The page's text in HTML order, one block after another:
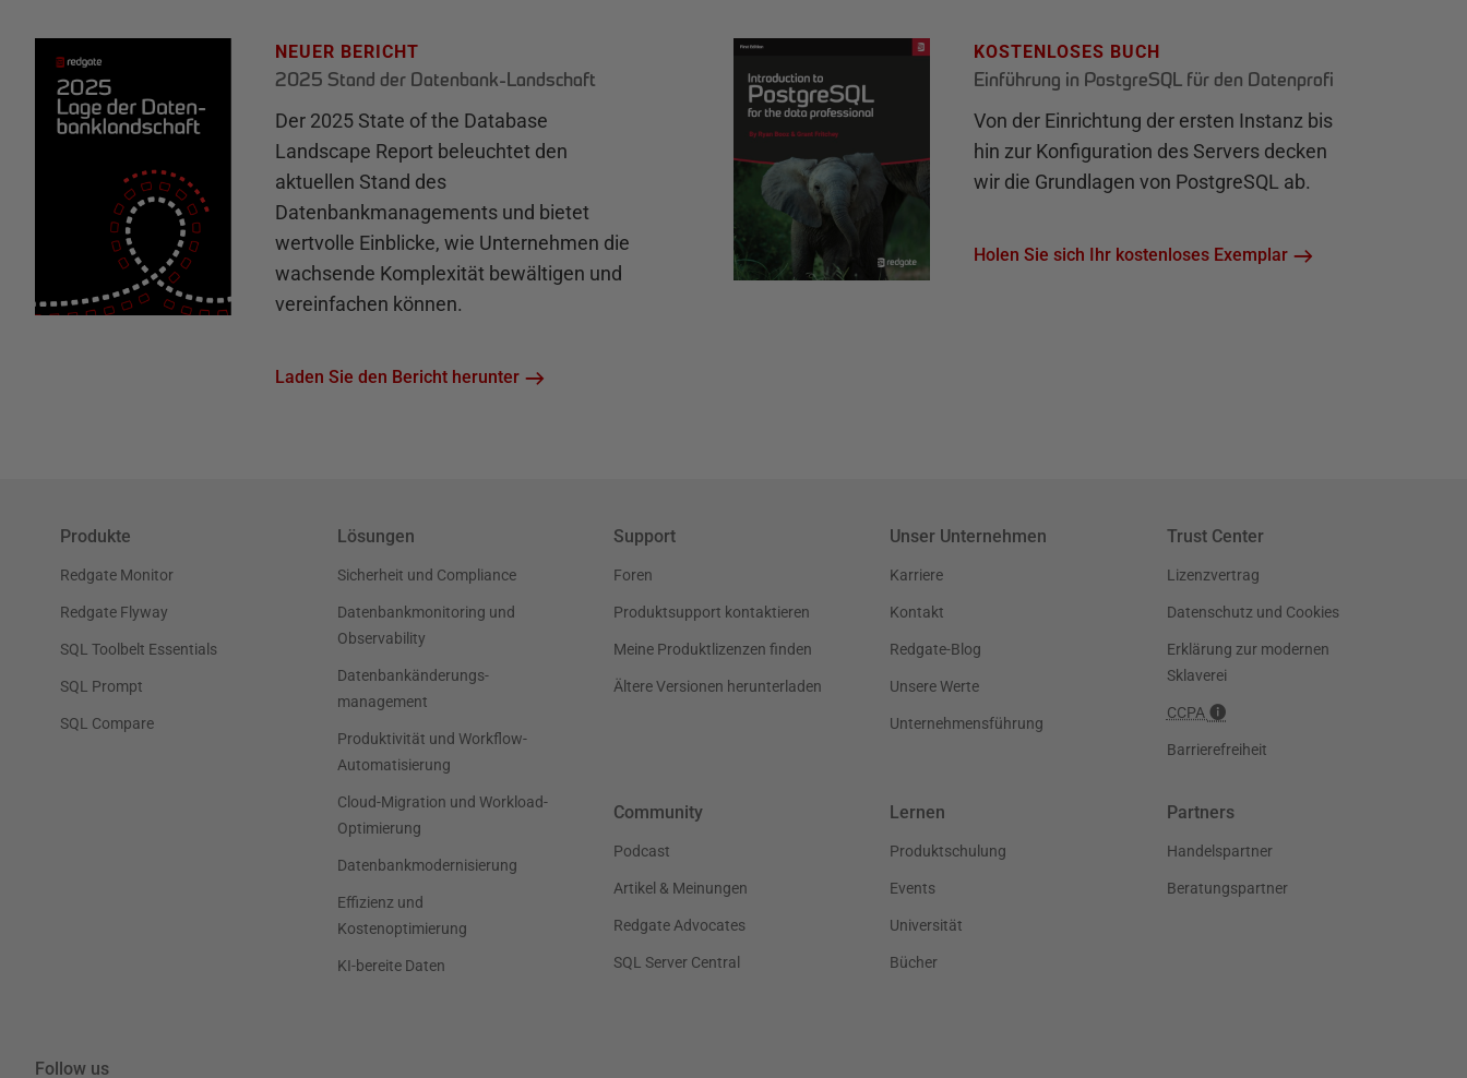
NEUER BERICHT
2025 Stand der Datenbank-Landschaft
Der 2025 State of the Database
Landscape Report beleuchtet den
aktuellen Stand des
Datenbankmanagements und bietet
wertvolle Einblicke, wie Unternehmen die
wachsende Komplexität bewältigen und
vereinfachen können.
Laden Sie den Bericht herunter
KOSTENLOSES BUCH
Einführung in PostgreSQL für den Datenprofi
Von der Einrichtung der ersten Instanz bis
hin zur Konfiguration des Servers decken
wir die Grundlagen von PostgreSQL ab.
Holen Sie sich Ihr kostenloses Exemplar
Produkte
Redgate Monitor
Redgate Flyway
SQL Toolbelt Essentials
SQL Prompt
SQL Compare
Lösungen
Sicherheit und Compliance
Datenbankmonitoring und
Observability
Datenbankänderungs-
management
Produktivität und Workflow-
Automatisierung
Cloud-Migration und Workload-
Optimierung
Datenbankmodernisierung
Effizienz und
Kostenoptimierung
KI-bereite Daten
Support
Foren
Produktsupport kontaktieren
Meine Produktlizenzen finden
Ältere Versionen herunterladen
Unser Unternehmen
Karriere
Kontakt
Redgate-Blog
Unsere Werte
Unternehmensführung
Trust Center
Lizenzvertrag
Datenschutz und Cookies
Erklärung zur modernen
Sklaverei
CCPA
Barrierefreiheit
Community
Podcast
Artikel & Meinungen
Redgate Advocates
SQL Server Central
Lernen
Produktschulung
Events
Universität
Bücher
Partners
Handelspartner
Beratungspartner
Follow us